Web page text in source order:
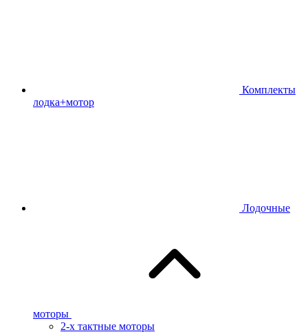
Комплекты
лодка+мотор
Лодочные
моторы
2-х тактные моторы